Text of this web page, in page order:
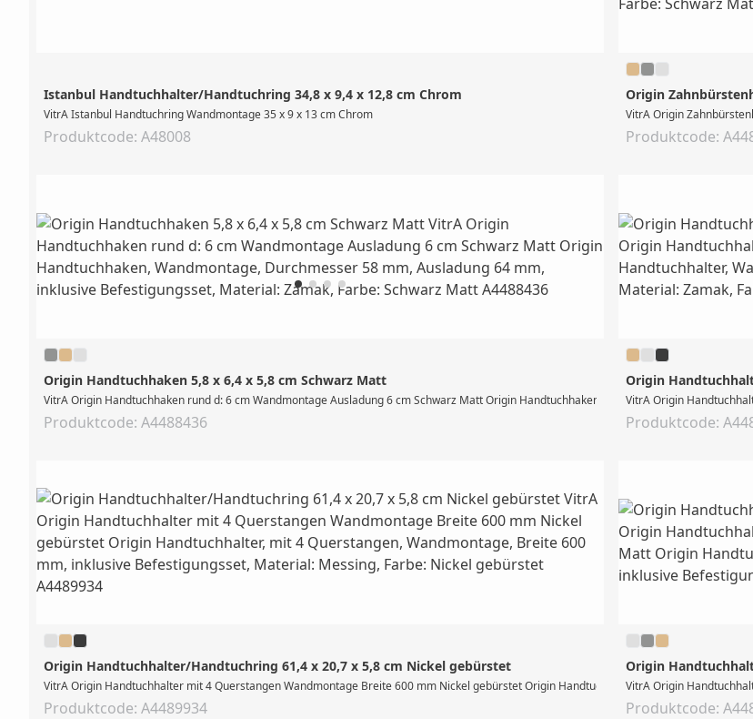
Istanbul Handtuchhalter/Handtuchring 34,8 x 9,4 x 12,8 cm Chrom
VitrA Istanbul Handtuchring Wandmontage 35 x 9 x 13 cm Chrom
Produktcode: A48008
Origin
VitrA Origin
Produktcode:
Origin Handtuchhaken 5,8 x 6,4 x 5,8 cm Schwarz Matt
VitrA Origin Handtuchhaken rund d: 6 cm Wandmontage Ausladung 6 cm Schwarz Matt Origin Handtuchhaken, Wandmontage,
Produktcode: A4488436
Origin
VitrA Origin
Produktcode:
Origin Handtuchhalter/Handtuchring 61,4 x 20,7 x 5,8 cm Nickel gebürstet
VitrA Origin Handtuchhalter mit 4 Querstangen Wandmontage Breite 600 mm Nickel gebürstet Origin Handtuchhalter, mit 4 Querstangen,
Produktcode: A4489934
Origin
VitrA Origin
Produktcode: